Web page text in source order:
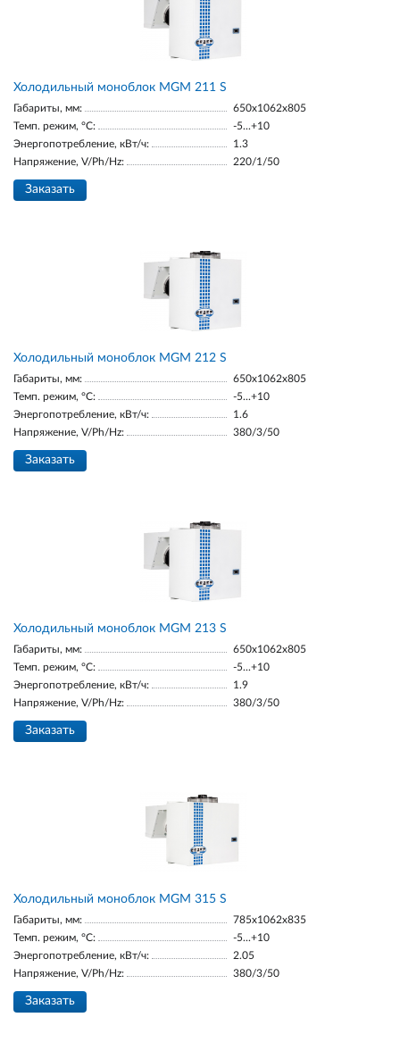
Холодильный моноблок MGM 211 S
Габариты, мм:
650x1062x805
Темп. режим, °С:
-5...+10
Энергопотребление, кВт/ч:
1.3
Напряжение, V/Ph/Hz:
220/1/50
Заказать
Холодильный моноблок MGM 212 S
Габариты, мм:
650x1062x805
Темп. режим, °С:
-5...+10
Энергопотребление, кВт/ч:
1.6
Напряжение, V/Ph/Hz:
380/3/50
Заказать
Холодильный моноблок MGM 213 S
Габариты, мм:
650x1062x805
Темп. режим, °С:
-5...+10
Энергопотребление, кВт/ч:
1.9
Напряжение, V/Ph/Hz:
380/3/50
Заказать
Холодильный моноблок MGM 315 S
Габариты, мм:
785x1062x835
Темп. режим, °С:
-5...+10
Энергопотребление, кВт/ч:
2.05
Напряжение, V/Ph/Hz:
380/3/50
Заказать